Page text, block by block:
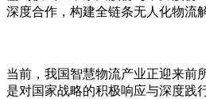
深度合作，构建全链条无人化物流
当前，我国智慧物流产业正迎来前
是对国家战略的积极响应与深度践